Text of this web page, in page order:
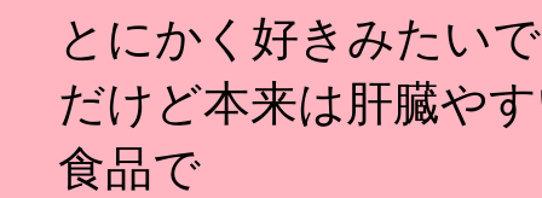
とにかく好きみたい
だけど本来は肝臓や
食品で